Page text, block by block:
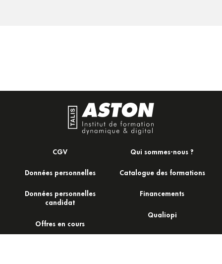
CGV
Données personnelles
Données personnelles
candidat
Offres en cours
Qui sommes-nous ?
Catalogue des formations
Financements
Qualiopi